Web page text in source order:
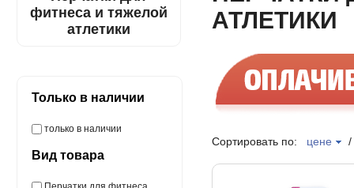
фитнеса и тяжелой
атлетики
Только в наличии
только в наличии
Вид товара
АТЛЕТИКИ
Сортировать по: цене